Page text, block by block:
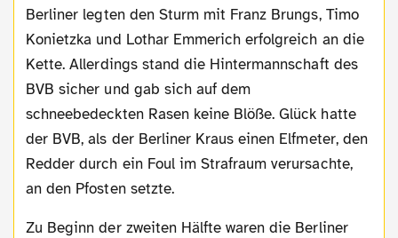
Berliner legten den Sturm mit Franz Brungs, Timo
Konietzka und Lothar Emmerich erfolgreich an die
Kette. Allerdings stand die Hintermannschaft des
BVB sicher und gab sich auf dem
schneebedeckten Rasen keine Blöße. Glück hatte
der BVB, als der Berliner Kraus einen Elfmeter, den
Redder durch ein Foul im Strafraum verursachte,
an den Pfosten setzte.
Zu Beginn der zweiten Hälfte waren die Berliner